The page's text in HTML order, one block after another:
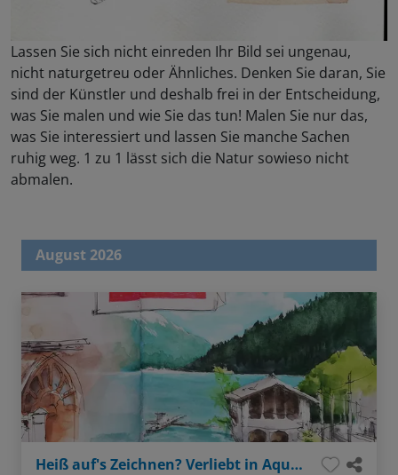
Lassen Sie sich nicht einreden Ihr Bild sei ungenau,
nicht naturgetreu oder Ähnliches. Denken Sie daran, Sie
sind der Künstler und deshalb frei in der Entscheidung,
was Sie malen und wie Sie das tun! Malen Sie nur das,
was Sie interessiert und lassen Sie manche Sachen
ruhig weg. 1 zu 1 lässt sich die Natur sowieso nicht
abmalen.
August 2026
Heiß auf's Zeichnen? Verliebt in Aquarell?